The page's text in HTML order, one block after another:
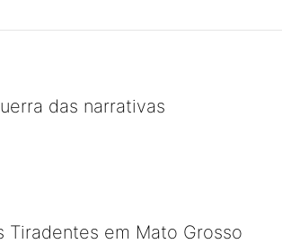
das narrativas
Tiradentes em Mato Grosso